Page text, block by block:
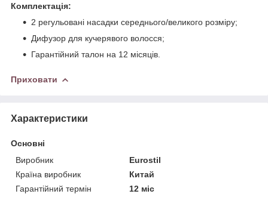
Комплектація:
2 регульовані насадки середнього/великого розміру;
Дифузор для кучерявого волосся;
Гарантійний талон на 12 місяців.
Приховати
Характеристики
Основні
Виробник
Eurostil
Країна виробник
Китай
Гарантійний термін
12 міс